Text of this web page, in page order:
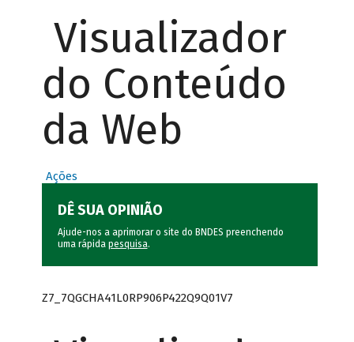
Visualizador
do Conteúdo
da Web
Ações
DÊ SUA OPINIÃO
Ajude-nos a aprimorar o site do BNDES preenchendo
uma rápida pesquisa.
Z7_7QGCHA41L0RP906P422Q9Q01V7